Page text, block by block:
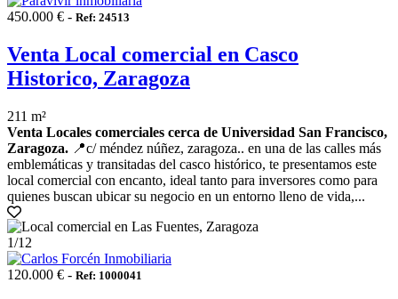
450.000 € - Ref: 24513
Venta Local comercial en Casco
Historico, Zaragoza
211 m²
Venta Locales comerciales cerca de Universidad San Francisco,
Zaragoza. 📍c/ méndez núñez, zaragoza.. en una de las calles más
emblemáticas y transitadas del casco histórico, te presentamos este
local comercial con encanto, ideal tanto para inversores como para
quienes buscan ubicar su negocio en un entorno lleno de vida,...
1/12
120.000 € - Ref: 1000041